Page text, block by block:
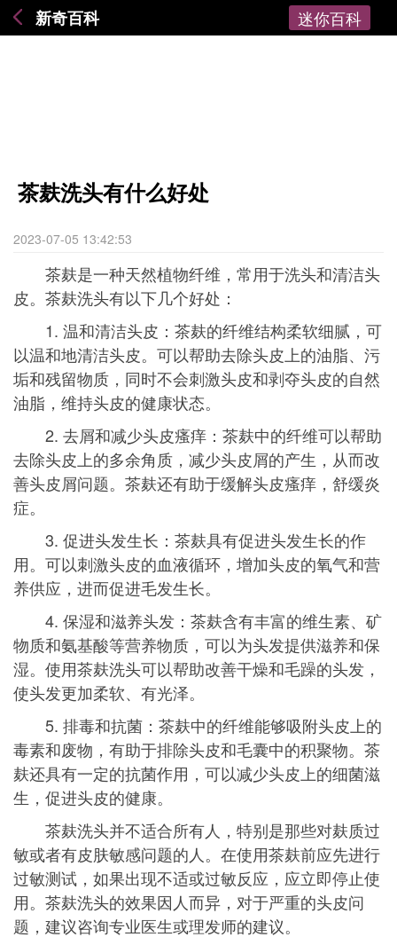
新奇百科 迷你百科
茶麸洗头有什么好处
2023-07-05 13:42:53
茶麸是一种天然植物纤维，常用于洗头和清洁头
皮。茶麸洗头有以下几个好处：
1. 温和清洁头皮：茶麸的纤维结构柔软细腻，可
以温和地清洁头皮。可以帮助去除头皮上的油脂、污
垢和残留物质，同时不会刺激头皮和剥夺头皮的自然
油脂，维持头皮的健康状态。
2. 去屑和减少头皮瘙痒：茶麸中的纤维可以帮助
去除头皮上的多余角质，减少头皮屑的产生，从而改
善头皮屑问题。茶麸还有助于缓解头皮瘙痒，舒缓炎
症。
3. 促进头发生长：茶麸具有促进头发生长的作
用。可以刺激头皮的血液循环，增加头皮的氧气和营
养供应，进而促进毛发生长。
4. 保湿和滋养头发：茶麸含有丰富的维生素、矿
物质和氨基酸等营养物质，可以为头发提供滋养和保
湿。使用茶麸洗头可以帮助改善干燥和毛躁的头发，
使头发更加柔软、有光泽。
5. 排毒和抗菌：茶麸中的纤维能够吸附头皮上的
毒素和废物，有助于排除头皮和毛囊中的积聚物。茶
麸还具有一定的抗菌作用，可以减少头皮上的细菌滋
生，促进头皮的健康。
茶麸洗头并不适合所有人，特别是那些对麸质过
敏或者有皮肤敏感问题的人。在使用茶麸前应先进行
过敏测试，如果出现不适或过敏反应，应立即停止使
用。茶麸洗头的效果因人而异，对于严重的头皮问
题，建议咨询专业医生或理发师的建议。